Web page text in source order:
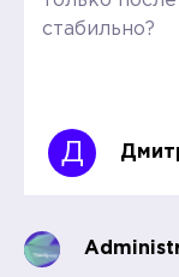
стабильно?
Д